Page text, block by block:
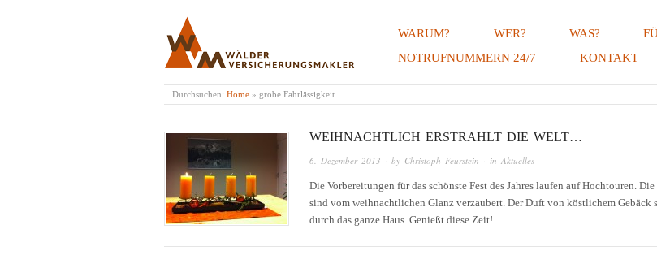
WÄLDER VERSICHERUNGSMAKLER,
WARUM? WER? WAS?
NOTRUFNUMMERN 24/7
KONTAKT
Durchsuchen: Home » grobe Fahrlässigkeit
WEIHNACHTLICH ERSTRAHLT DIE WELT…
6. Dezember 2013 · by Christoph Feurstein · in Aktuelles
Die Vorbereitungen für das schönste Fest des Jahres laufen auf Hochtouren. Die
sind vom weihnachtlichen Glanz verzaubert. Der Duft von köstlichem Gebäck
durch das ganze Haus. Genießt diese Zeit!